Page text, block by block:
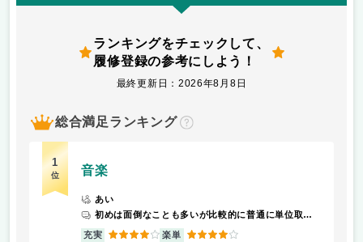
ランキングをチェックして、
履修登録の参考にしよう！
最終更新日：2026年8月8日
総合満足ランキング
？
1
位 音楽
あい
初めは面倒なことも多いが比較的に普通に単位取れる
充実 4 楽単 4